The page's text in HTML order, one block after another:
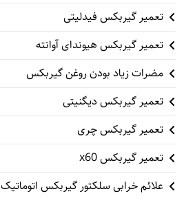
تعمیر گیربکس فیدلیتی
تعمیر گیربکس هیوندای آوانته
مضرات زیاد بودن روغن گیربکس
تعمیر گیربکس دیگنیتی
تعمیر گیربکس چری
تعمیر گیربکس x60
علائم خرابی سلکتور گیربکس اتوماتیک